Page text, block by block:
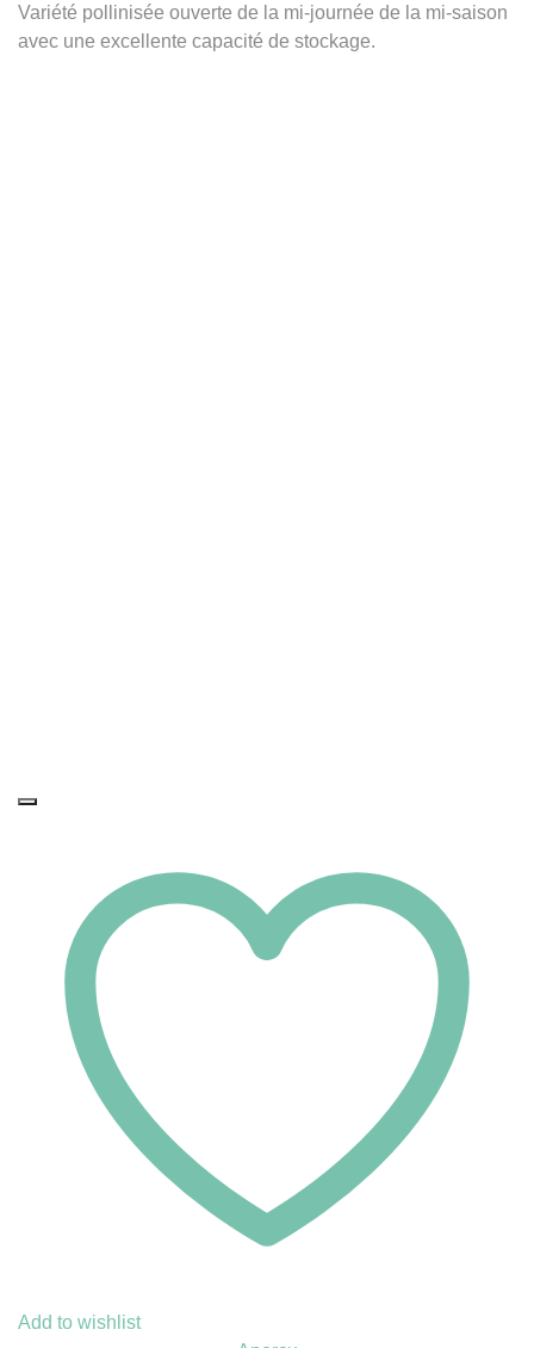
Variété pollinisée ouverte de la mi-journée de la mi-saison
avec une excellente capacité de stockage.
Add to wishlist